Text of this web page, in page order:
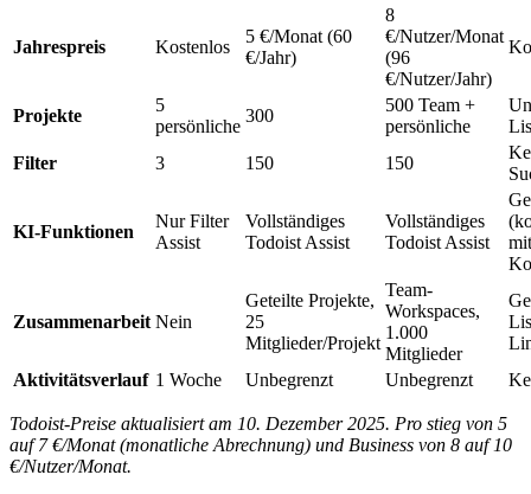
Jahrespreis Kostenlos
5 €/Monat (60
€/Jahr)
8
€/Nutzer/Monat
(96
€/Nutzer/Jahr)
Projekte
5
persönliche
300
500 Team +
persönliche
Filter
3 150 150
KI-Funktionen
Nur Filter
Assist
Vollständiges
Todoist Assist
Vollständiges
Todoist Assist
Zusammenarbeit Nein
Geteilte Projekte,
25
Mitglieder/Projekt
Team-
Workspaces,
1.000
Mitglieder
Aktivitätsverlauf 1 Woche Unbegrenzt Unbegrenzt
Todoist-Preise aktualisiert am 10. Dezember 2025. Pro stieg von 5
auf 7 €/Monat (monatliche Abrechnung) und Business von 8 auf 10
€/Nutzer/Monat.